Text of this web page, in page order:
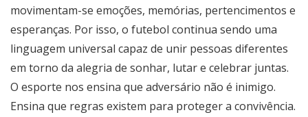
movimentam-se emoções, memórias, pertencimentos e
esperanças. Por isso, o futebol continua sendo uma
linguagem universal capaz de unir pessoas diferentes
em torno da alegria de sonhar, lutar e celebrar juntas.
O esporte nos ensina que adversário não é inimigo.
Ensina que regras existem para proteger a convivência.